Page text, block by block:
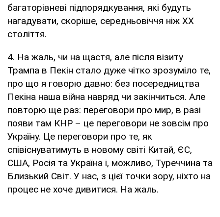
багаторівневі підпорядкування, які будуть
нагадувати, скоріше, середньовіччя ніж ХХ
століття.
4. На жаль, чи на щастя, але після візиту
Трампа в Пекін стало дуже чітко зрозуміло те,
про що я говорю давно: без посередництва
Пекіна наша війна навряд чи закінчиться. Але
повторю ще раз: переговори про мир, в разі
появи там КНР – це переговори не зовсім про
Україну. Це переговори про те, як
співіснуватимуть в новому світі Китай, ЄС,
США, Росія та Україна і, можливо, Туреччина та
Близький Світ. У нас, з цієї точки зору, ніхто на
процес не хоче дивитися. На жаль.